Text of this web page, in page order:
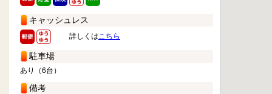
キャッシュレス
詳しくはこちら
駐車場
あり（6台）
備考